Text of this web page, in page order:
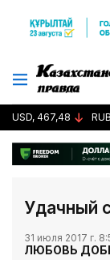
USD, 467,48
Удачный
31 июля 2017 г.
ЛЮБОВЬ